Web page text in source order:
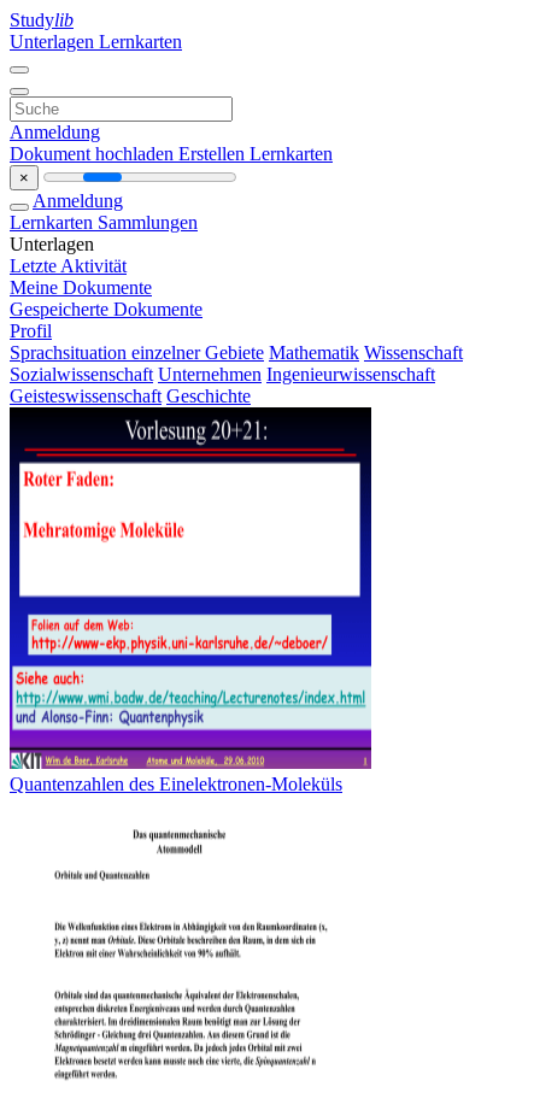
Studylib
Unterlagen Lernkarten
Anmeldung
Dokument hochladen Erstellen Lernkarten
×
Anmeldung
Lernkarten Sammlungen
Unterlagen
Letzte Aktivität
Meine Dokumente
Gespeicherte Dokumente
Profil
Sprachsituation einzelner Gebiete Mathematik Wissenschaft
Sozialwissenschaft Unternehmen Ingenieurwissenschaft
Geisteswissenschaft Geschichte
Quantenzahlen des Einelektronen-Moleküls